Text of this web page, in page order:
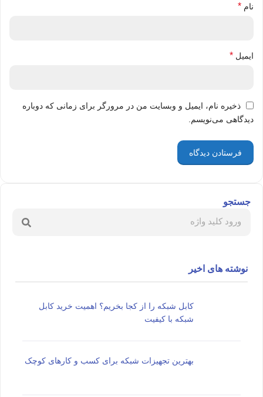
نام *
ایمیل *
ذخیره نام، ایمیل و وبسایت من در مرورگر برای زمانی که دوباره
دیدگاهی می‌نویسم.
جستجو
نوشته های اخیر
کابل شبکه را از کجا بخریم؟ اهمیت خرید کابل
شبکه با کیفیت
بهترین تجهیزات شبکه برای کسب و کارهای کوچک